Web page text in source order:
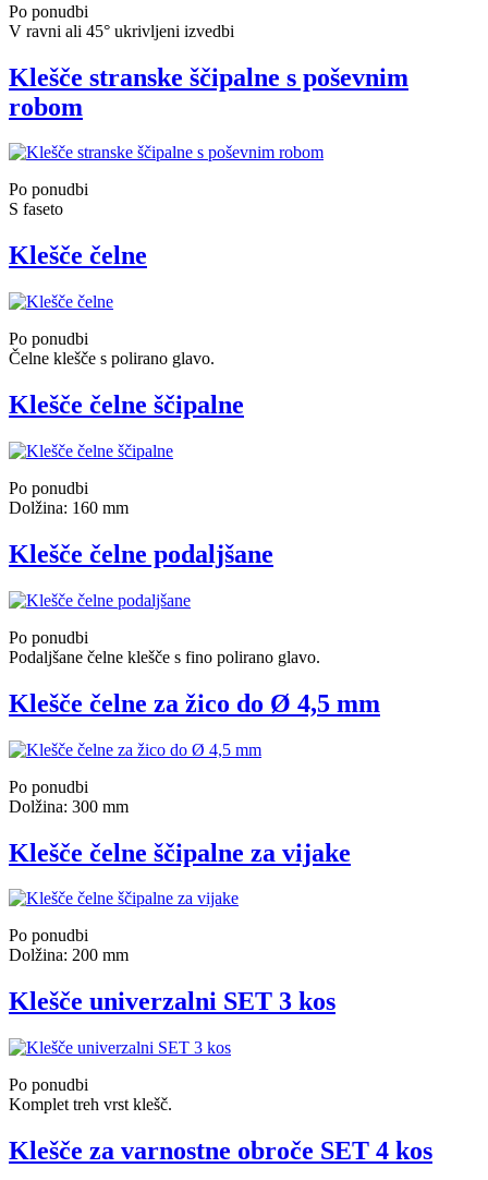
Po ponudbi
V ravni ali 45° ukrivljeni izvedbi
Klešče stranske ščipalne s poševnim
robom
Po ponudbi
S faseto
Klešče čelne
Po ponudbi
Čelne klešče s polirano glavo.
Klešče čelne ščipalne
Po ponudbi
Dolžina: 160 mm
Klešče čelne podaljšane
Po ponudbi
Podaljšane čelne klešče s fino polirano glavo.
Klešče čelne za žico do Ø 4,5 mm
Po ponudbi
Dolžina: 300 mm
Klešče čelne ščipalne za vijake
Po ponudbi
Dolžina: 200 mm
Klešče univerzalni SET 3 kos
Po ponudbi
Komplet treh vrst klešč.
Klešče za varnostne obroče SET 4 kos